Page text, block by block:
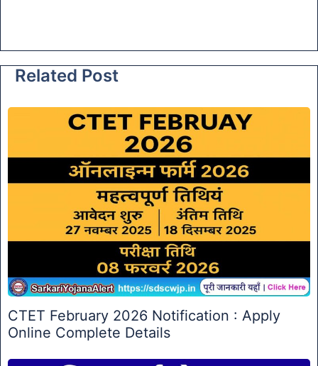
Related Post
CTET February 2026 Notification : Apply
Online Complete Details